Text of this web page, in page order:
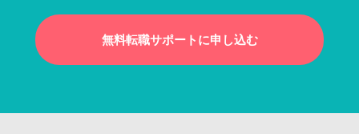
無料転職サポートに申し込む